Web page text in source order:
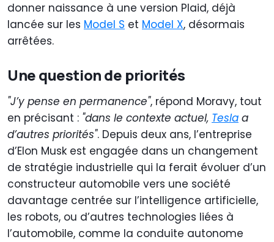
donner naissance à une version Plaid, déjà
lancée sur les Model S et Model X, désormais
arrêtées.
Une question de priorités
"J’y pense en permanence", répond Moravy, tout
en précisant : "dans le contexte actuel, Tesla a
d’autres priorités". Depuis deux ans, l’entreprise
d’Elon Musk est engagée dans un changement
de stratégie industrielle qui la ferait évoluer d’un
constructeur automobile vers une société
davantage centrée sur l’intelligence artificielle,
les robots, ou d’autres technologies liées à
l’automobile, comme la conduite autonome